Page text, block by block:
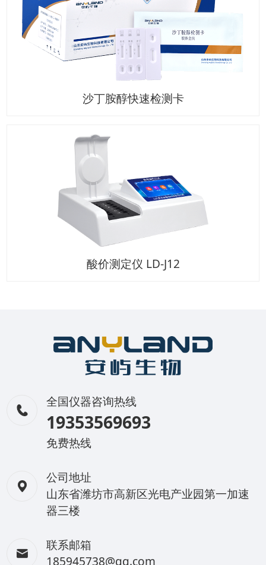
沙丁胺醇快速检测卡
酸价测定仪 LD-J12
全国仪器咨询热线
19353569693
免费热线
公司地址
山东省潍坊市高新区光电产业园第一加速
器三楼
联系邮箱
185945738@qq.com